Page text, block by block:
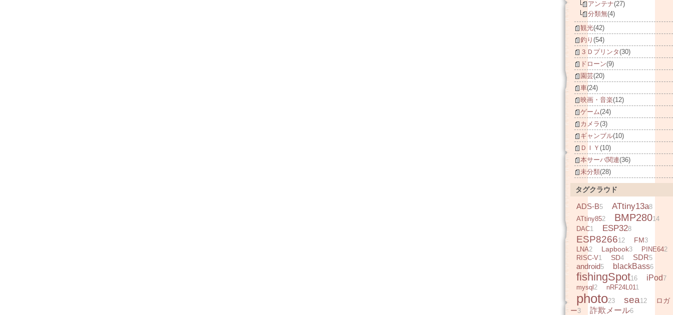
アンテナ(27)
分類無(4)
観光(42)
釣り (54)
３Ｄプリンタ(30)
ドローン(9)
園芸(20)
車(24)
映画・音楽(12)
ゲーム(24)
カメラ(3)
ギャンブル(10)
ＤＩＹ (10)
本サーバ関連(36)
未分類(28)
タグクラウド
ADS-B5 ATtiny13a8
ATtiny852 BMP28014
DAC1 ESP328
ESP826612 FM3
LNA2 Lapbook3 PINE642
RISC-V1 SD4 SDR5
android5 blackBass6
fishingSpot16 iPod7
mysql 2 nRF24L011
photo23 sea12
ロガ
ー3 詐欺メール6